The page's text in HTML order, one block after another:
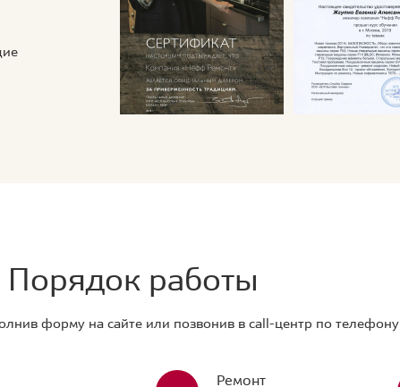
Порядок работы
форму на сайте или позвонив в call-центр по телефону
Ремонт